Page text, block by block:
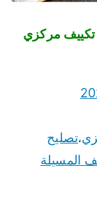
55560390 تركيب تكييف مركزي
،تصليح
المسيلة